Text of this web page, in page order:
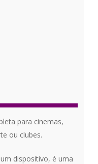
para cinemas,
ou clubes.
dispositivo, é uma